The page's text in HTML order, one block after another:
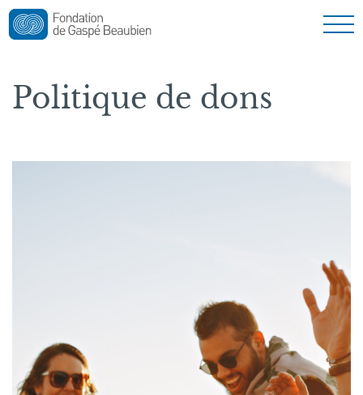
Nouvelles
Nous joindre
English
Politique de dons